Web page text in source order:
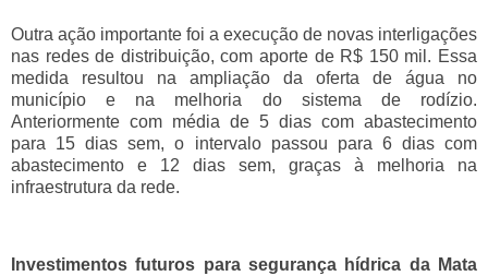
Outra ação importante foi a execução de novas interligações
nas redes de distribuição, com aporte de R$ 150 mil. Essa
medida resultou na ampliação da oferta de água no
município e na melhoria do sistema de rodízio.
Anteriormente com média de 5 dias com abastecimento
para 15 dias sem, o intervalo passou para 6 dias com
abastecimento e 12 dias sem, graças à melhoria na
infraestrutura da rede.
Investimentos futuros para segurança hídrica da Mata